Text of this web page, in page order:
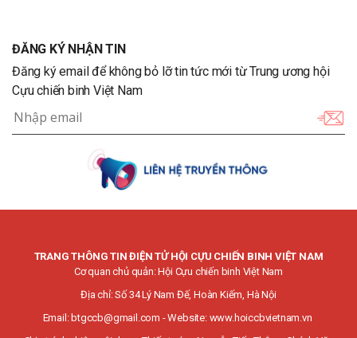
ĐĂNG KÝ NHẬN TIN
Đăng ký email để không bỏ lỡ tin tức mới từ Trung ương hội
Cựu chiến binh Việt Nam
TRANG THÔNG TIN ĐIỆN TỬ HỘI CỰU CHIẾN BINH VIỆT NAM
Cơ quan chủ quản: Hội Cựu chiến binh Việt Nam
Địa chỉ: Số 34 Lý Nam Đế, Hoàn Kiếm, Hà Nội
Email: btgccb@gmail.com - Website: www.hoiccbvietnam.vn